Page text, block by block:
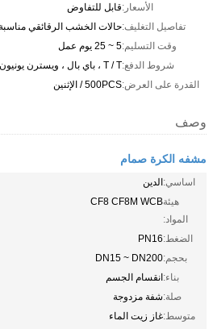
الأسعار:قابل للتفاوض
تفاصيل التغليف:حالات الخشب الرقائقي
وقت التسليم:5 ~ 25 يوم عمل
شروط الدفع:T / T ، باي بال ، ويسترن يونيون ، D / A ، L / C ، D / P ، مونيغرام
القدرة على العرض:500PCS / الإثنين
وصف
مشفه الكرة صمام
اساسي:الدين
هيئة
المواد:
CF8 CF8M WCB
الضغط:PN16
بحجم:DN15 ~ DN200
بناء:انقسام الجسم
صلة:شفة مزدوجة
متوسط:غاز زيت الماء